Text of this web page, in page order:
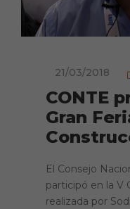
21/03/2018
CONTE
Gran
El Consejo
participó en la V
realizada por